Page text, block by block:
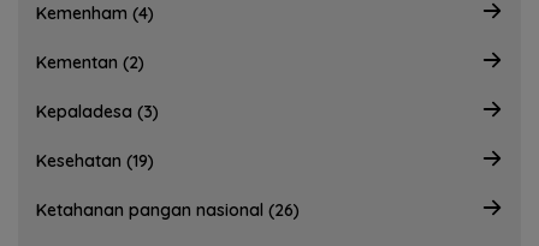
Kemenham (4)
Kementan (2)
Kepaladesa (3)
Kesehatan (19)
Ketahanan pangan nasional (26)